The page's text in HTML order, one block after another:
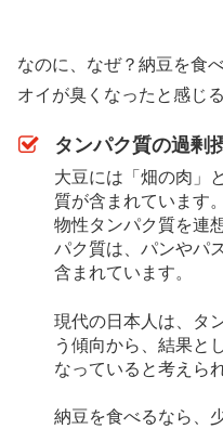
なのに、なぜ？納豆を食
オイが臭くなったと感じ
タンパク質の過剰
大豆には「畑の肉」
質が含まれています
物性タンパク質を連
パク質は、パンやパ
含まれています。
現代の日本人は、タ
う傾向から、結果と
なっていると考えら
納豆を食べるなら、